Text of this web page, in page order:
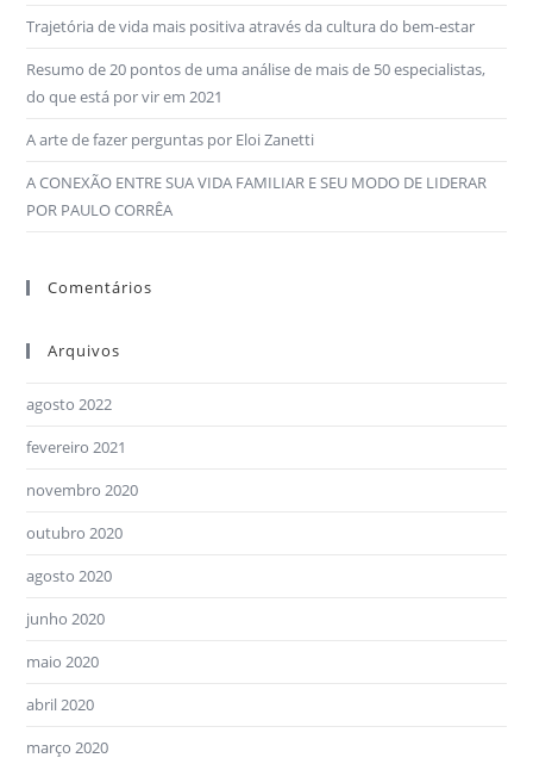
Trajetória de vida mais positiva através da cultura do bem-estar
Resumo de 20 pontos de uma análise de mais de 50 especialistas,
do que está por vir em 2021
A arte de fazer perguntas por Eloi Zanetti
A CONEXÃO ENTRE SUA VIDA FAMILIAR E SEU MODO DE LIDERAR
POR PAULO CORRÊA
Comentários
Arquivos
agosto 2022
fevereiro 2021
novembro 2020
outubro 2020
agosto 2020
junho 2020
maio 2020
abril 2020
março 2020